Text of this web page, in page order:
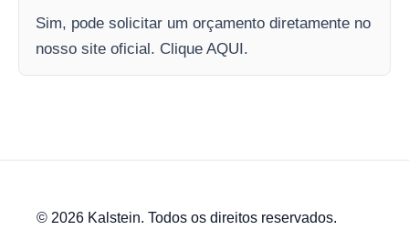
Sim, pode solicitar um orçamento diretamente no
nosso site oficial. Clique AQUI.
© 2026 Kalstein. Todos os direitos reservados.